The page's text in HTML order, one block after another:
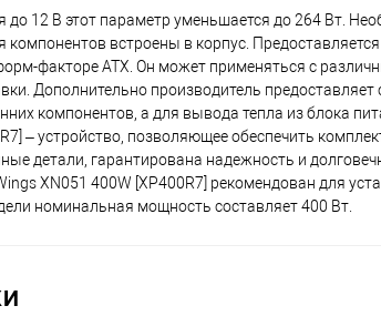
12 В этот параметр уменьшается до 264 Вт.
компонентов встроены в корпус.
факторе ATX. Он может применяться с
Дополнительно производитель
компонентов, а для вывода тепла из блока
– устройство, позволяющее обеспечить
детали, гарантирована надежность и
XN051 400W [XP400R7] рекомендован для
номинальная мощность составляет 400 Вт.